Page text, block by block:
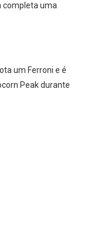
completa uma
um Ferroni e é
Peak durante